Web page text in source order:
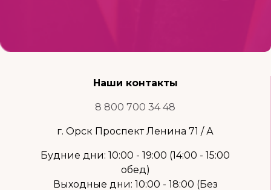
Наши контакты
8 800 700 34 48
г. Орск Проспект Ленина 71 / А
Будние дни: 10:00 - 19:00 (14:00 - 15:00
обед)
Выходные дни: 10:00 - 18:00 (Без